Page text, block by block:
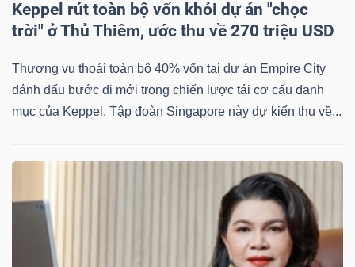
Keppel rút toàn bộ vốn khỏi dự án "chọc
trời" ở Thủ Thiêm, ước thu về 270 triệu USD
Thương vụ thoái toàn bộ 40% vốn tại dự án Empire City
đánh dấu bước đi mới trong chiến lược tái cơ cấu danh
mục của Keppel. Tập đoàn Singapore này dự kiến thu về...